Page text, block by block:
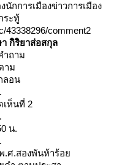
นักการเมืองข่าวการเมือง
ระทู้
43338296/comment2
กิริยาส่อสกุล
ำถาม
าม
อน
.
เห็นที่ 2
.
น.
.
.ศ.สองพันห้าร้อ